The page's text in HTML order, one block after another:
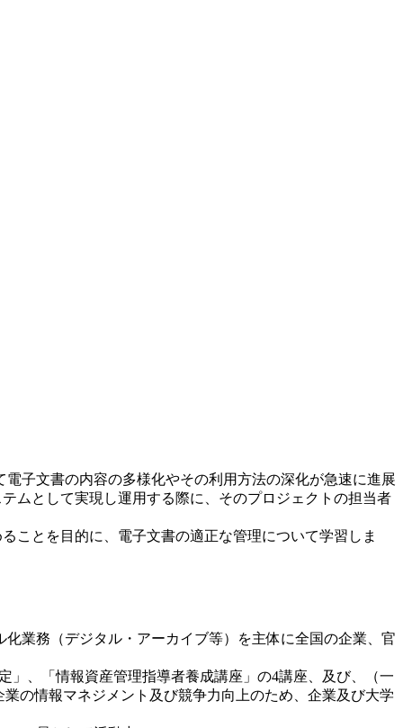
子文書の内容の多様化やその利用方法の深化が急速に進展
ムとして実現し運用する際に、そのプロジェクトの担当者
ことを目的に、電子文書の適正な管理について学習しま
業務（デジタル・アーカイブ等）を主体に全国の企業、官
、「情報資産管理指導者養成講座」の4講座、及び、（一
の情報マネジメント及び競争力向上のため、企業及び大学